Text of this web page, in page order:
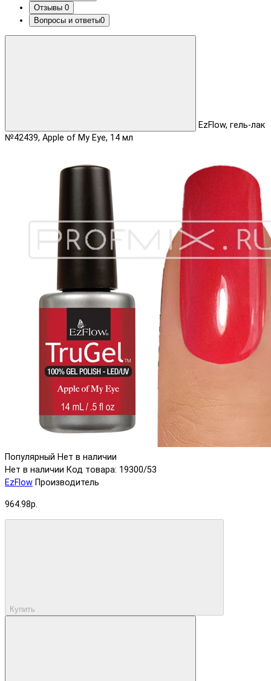
Отзывы 0
Вопросы и ответы0
EzFlow, гель-лак
№42439, Apple of My Eye, 14 мл
Популярный Нет в наличии
Нет в наличии Код товара: 19300/53
EzFlow Производитель
964.98р.
Купить